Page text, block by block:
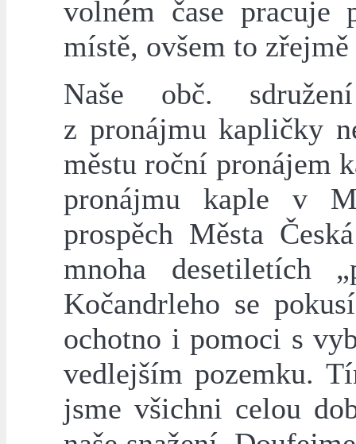
volném čase
místě, ovšem to
Naše obč.
z pronájmu kapličky
městu roční pronájem
pronájmu kaple v
prospěch Města
mnoha desetiletích
Kočandrleho se
ochotno i pomoci s
vedlejším pozemku.
jsme všichni celou